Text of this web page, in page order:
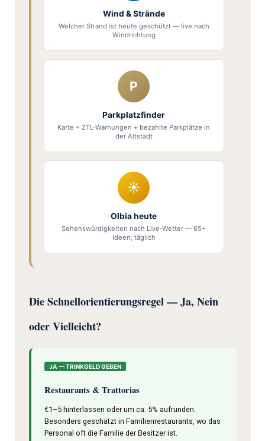
Wind & Strände
Welcher Strand ist heute geschützt — live nach
Windrichtung
P
Parkplatzfinder
Karte + ZTL-Warnungen + bezahlte Parkplätze in
der Altstadt
☀
Olbia heute
Sehenswürdigkeiten nach Live-Wetter — 65+
Ideen, täglich
Die Schnellorientierungsregel — Ja, Nein
oder Vielleicht?
JA — TRINKGELD GEBEN
Restaurants & Trattorias
€1–5 hinterlassen oder um ca. 5% aufrunden.
Besonders geschätzt in Familienrestaurants, wo das
Personal oft die Familie der Besitzer ist.